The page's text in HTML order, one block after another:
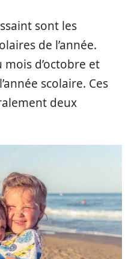
sont les
de l’année.
d’octobre et
scolaire. Ces
deux